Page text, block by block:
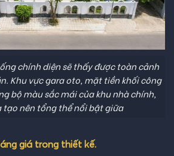
chính diện sẽ thấy được toàn cảnh
Khu vực gara oto, mặt tiền khối công
bộ màu sắc mái của khu nhà chính,
tạo nên tổng thể nổi bật giữa
giá trong thiết kế.